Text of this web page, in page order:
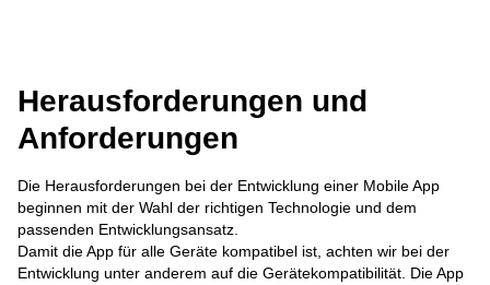
Herausforderungen und
Anforderungen
Die Herausforderungen bei der Entwicklung einer Mobile App
beginnen mit der Wahl der richtigen Technologie und dem
passenden Entwicklungsansatz.
Damit die App für alle Geräte kompatibel ist, achten wir bei der
Entwicklung unter anderem auf die Gerätekompatibilität. Die App